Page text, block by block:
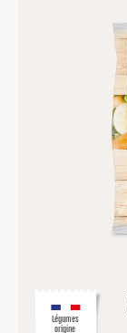
Légumes
origine